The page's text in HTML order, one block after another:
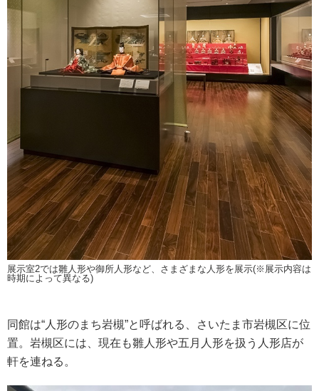
展示室2では雛人形や御所人形など、さまざまな人形を展示(※展示内容は
時期によって異なる)
同館は“人形のまち岩槻”と呼ばれる、さいたま市岩槻区に位
置。岩槻区には、現在も雛人形や五月人形を扱う人形店が
軒を連ねる。